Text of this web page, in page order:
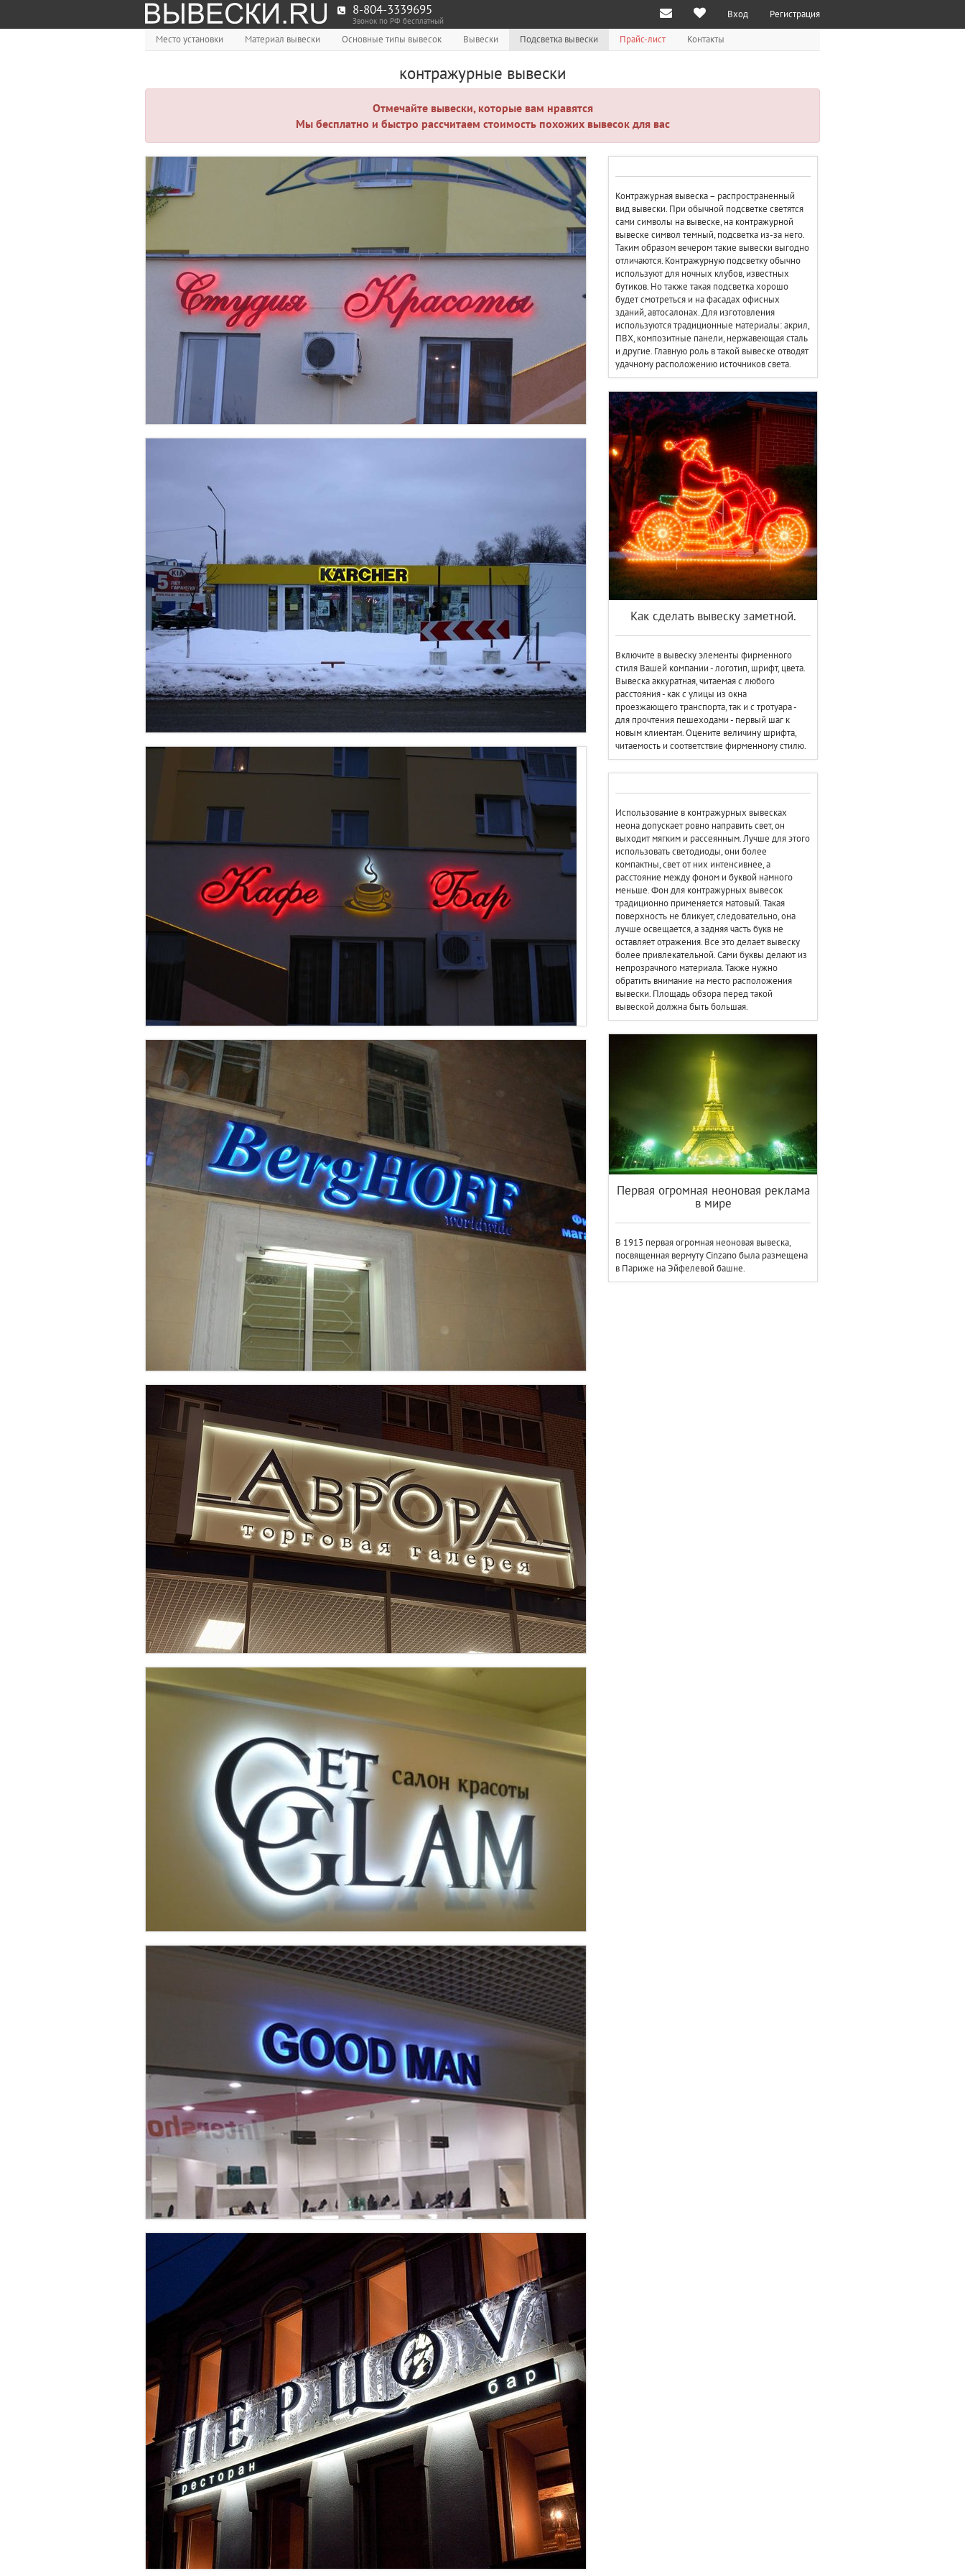
8-804-3339695
Звонок по РФ бесплатный
Вход Регистрация
Место установки Материал вывески Основные типы вывесок Вывески Подсветка вывески Прайс-лист Контакты
контражурные вывески
Отмечайте вывески, которые вам нравятся
Мы бесплатно и быстро рассчитаем стоимость похожих вывесок для вас
Контражурная вывеска – распространенный
вид вывески. При обычной подсветке светятся
сами символы на вывеске, на контражурной
вывеске символ темный, подсветка из-за него.
Таким образом вечером такие вывески выгодно
отличаются. Контражурную подсветку обычно
используют для ночных клубов, известных
бутиков. Но также такая подсветка хорошо
будет смотреться и на фасадах офисных
зданий, автосалонах. Для изготовления
используются традиционные материалы: акрил,
ПВХ, композитные панели, нержавеющая сталь
и другие. Главную роль в такой вывеске отводят
удачному расположению источников света.
Как сделать вывеску заметной.
Включите в вывеску элементы фирменного
стиля Вашей компании - логотип, шрифт, цвета.
Вывеска аккуратная, читаемая с любого
расстояния - как с улицы из окна
проезжающего транспорта, так и с тротуара -
для прочтения пешеходами - первый шаг к
новым клиентам. Оцените величину шрифта,
читаемость и соответствие фирменному стилю.
Использование в контражурных вывесках
неона допускает ровно направить свет, он
выходит мягким и рассеянным. Лучше для этого
использовать светодиоды, они более
компактны, свет от них интенсивнее, а
расстояние между фоном и буквой намного
меньше. Фон для контражурных вывесок
традиционно применяется матовый. Такая
поверхность не бликует, следовательно, она
лучше освещается, а задняя часть букв не
оставляет отражения. Все это делает вывеску
более привлекательной. Сами буквы делают из
непрозрачного материала. Также нужно
обратить внимание на место расположения
вывески. Площадь обзора перед такой
вывеской должна быть большая.
Первая огромная неоновая реклама
в мире
В 1913 первая огромная неоновая вывеска,
посвященная вермуту Cinzano была размещена
в Париже на Эйфелевой башне.